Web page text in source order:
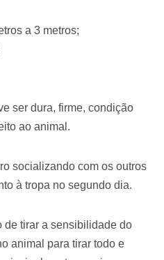
a 3 metros;
ser dura, firme, condição
ao animal.
socializando com os outros
à tropa no segundo dia.
de tirar a sensibilidade do
animal para tirar todo e